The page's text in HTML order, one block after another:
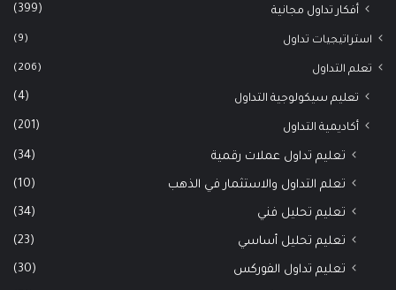
أفكار تداول مجانية (399)
استراتيجيات تداول (9)
تعلم التداول (206)
تعليم سيكولوجية التداول (4)
أكاديمية التداول (201)
تعليم تداول عملات رقمية (34)
تعلم التداول والاستثمار في الذهب (10)
تعليم تحليل فني (34)
تعليم تحليل أساسي (23)
تعليم تداول الفوركس (30)